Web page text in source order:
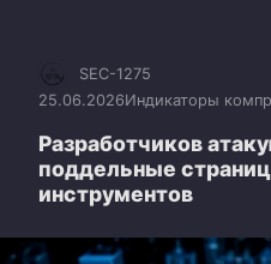
SEC-1275
25.06.2026Индикаторы
Разработчиков
поддельные
инструментов